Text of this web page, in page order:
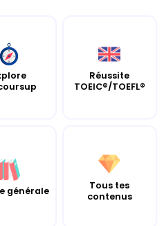
Réussite
TOEIC®/TOEFL®
générale
Tous tes
contenus